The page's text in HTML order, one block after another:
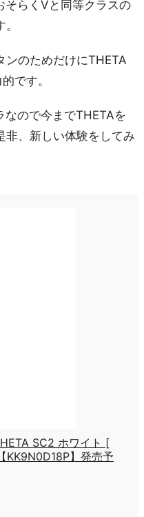
そらくVと同等クラスの
ンのためだけにTHETA
です。
ので今までTHETAを
非、新しい体験をしてみ
SC2 ホワイト [
KK9N0D18P】発売予